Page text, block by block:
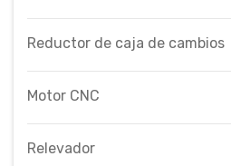
Reductor de caja de cambios
Motor CNC
Relevador